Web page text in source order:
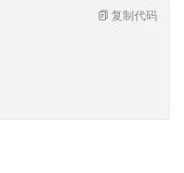
复制代码